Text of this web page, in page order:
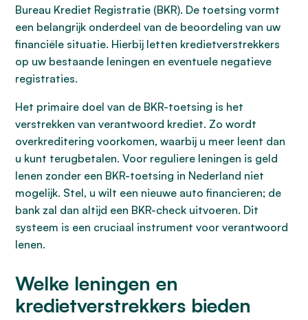
Bureau Krediet Registratie (BKR). De toetsing vormt
een belangrijk onderdeel van de beoordeling van uw
financiële situatie. Hierbij letten kredietverstrekkers
op uw bestaande leningen en eventuele negatieve
registraties.
Het primaire doel van de BKR-toetsing is het
verstrekken van verantwoord krediet. Zo wordt
overkreditering voorkomen, waarbij u meer leent dan
u kunt terugbetalen. Voor reguliere leningen is geld
lenen zonder een BKR-toetsing in Nederland niet
mogelijk. Stel, u wilt een nieuwe auto financieren; de
bank zal dan altijd een BKR-check uitvoeren. Dit
systeem is een cruciaal instrument voor verantwoord
lenen.
Welke leningen en
kredietverstrekkers bieden